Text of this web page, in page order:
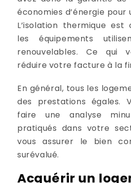
économies d’énergie pour
L’isolation thermique
les équipements
renouvelables. Ce qui
réduire votre facture à la
En général, tous les
des prestations égales.
faire une analyse
pratiqués dans votre
vous assurer le bien
surévalué.
Acquérir un